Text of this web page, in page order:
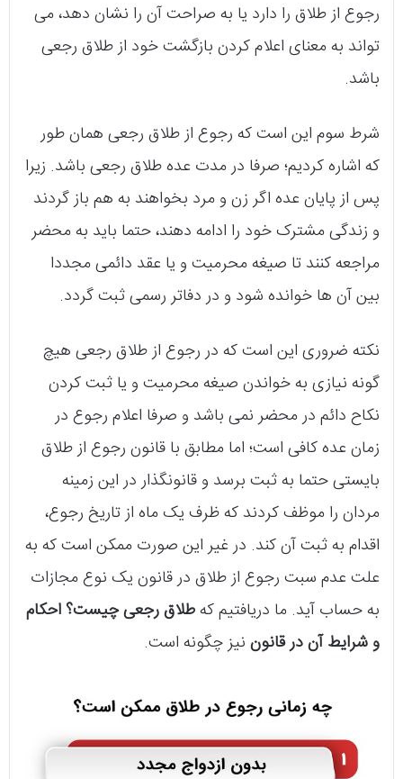
رجوع از طلاق را دارد یا به صراحت آن را نشان دهد، می‌
تواند به معنای اعلام کردن بازگشت خود از طلاق رجعی
باشد.
شرط سوم این است که رجوع از طلاق رجعی همان طور
که اشاره کردیم؛ صرفا در مدت عده طلاق رجعی باشد. زیرا
پس از پایان عده اگر زن و مرد بخواهند به هم باز گردند
و زندگی مشترک خود را ادامه دهند، حتما باید به محضر
مراجعه کنند تا صیغه‌ محرمیت و یا عقد دائمی مجددا
بین آن‌ ها خوانده شود و در دفاتر رسمی ثبت گردد.
نکته‌ ضروری این است که در رجوع از طلاق رجعی هیچ
گونه نیازی به خواندن صیغه‌ محرمیت و یا ثبت کردن
نکاح دائم در محضر نمی‌ باشد و صرفا اعلام رجوع در
زمان عده کافی است؛ اما مطابق با قانون رجوع از طلاق
بایستی حتما به ثبت برسد و قانونگذار در این زمینه
مردان را موظف کردند که ظرف یک ماه از تاریخ رجوع،
اقدام به ثبت آن کند. در غیر این صورت ممکن است که به
علت عدم سبت رجوع از طلاق در قانون یک نوع مجازات
به حساب آید. ما دریافتیم کهطلاق رجعی چیست؟ احکام
و شرایط آن در قانون نیز چگونه است.